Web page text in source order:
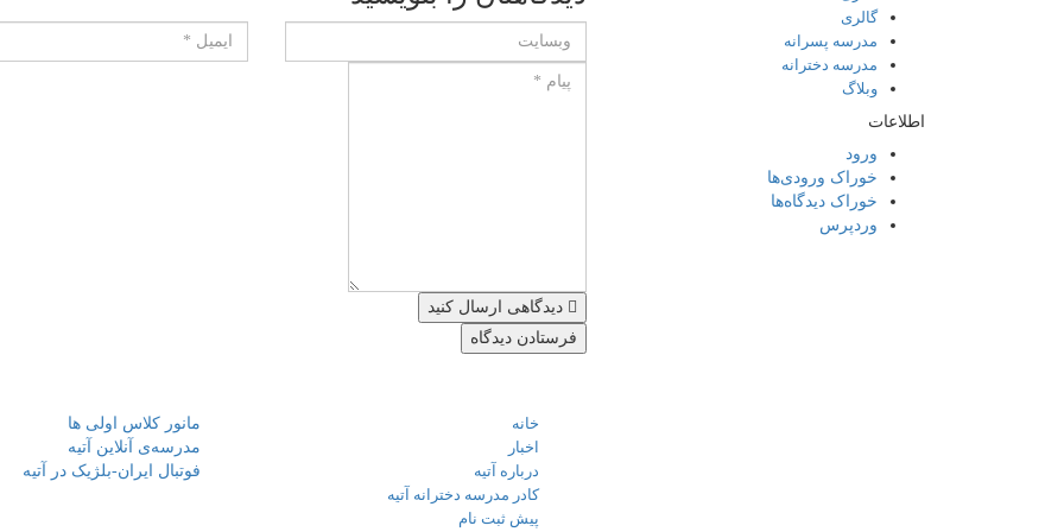
دیدگاهی ارسال کنید
گالری
مدرسه پسرانه
مدرسه دخترانه
وبلاگ
اطلاعات
ورود
خوراک ورودی‌ها
خوراک دیدگاه‌ها
وردپرس
مانور کلاس اولی ها
مدرسه‌ی آنلاین آتیه
فوتبال ایران-بلژیک در آتیه
خانه
اخبار
درباره آتیه
کادر مدرسه دخترانه آتیه
پیش ثبت نام